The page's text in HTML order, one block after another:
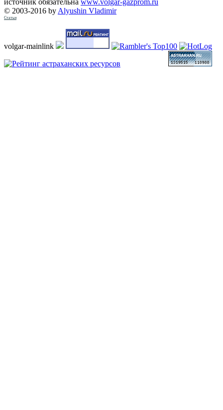
источник обязательна www.volgar-gazprom.ru
© 2003-2016 by Alyushin Vladimir
Статьи
volgar-mainlink